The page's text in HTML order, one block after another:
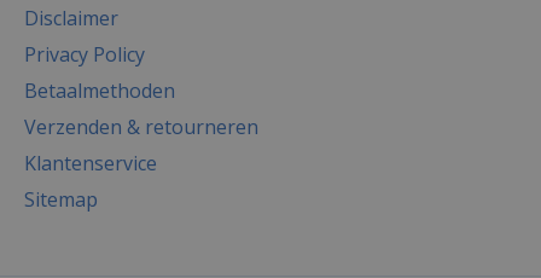
Disclaimer
Privacy Policy
Betaalmethoden
Verzenden & retourneren
Klantenservice
Sitemap